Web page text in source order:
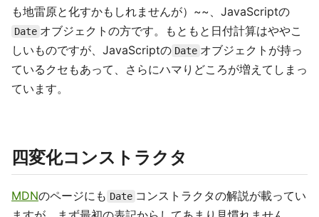
も地雷原と化すかもしれませんが）~~、JavaScriptの
Date オブジェクトの方です。もともと日付計算はややこ
しいものですが、JavaScriptの Date オブジェクトが持っ
ているクセもあって、さらにハマりどころが増えてしまっ
ています。
四変化コンストラクタ
MDNのページにも Date コンストラクタの解説が載ってい